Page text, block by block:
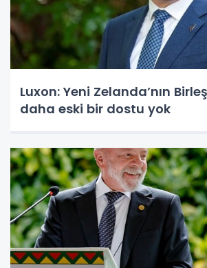
Luxon: Yeni Zelanda’nın
daha eski bir dostu yok